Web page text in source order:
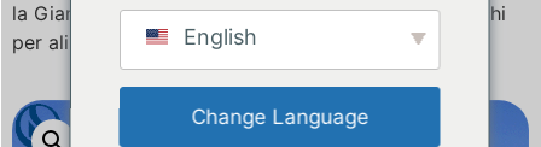
la Giamaica e il Nord America | Produttore di rimorchi
per alimenti certificato DOT e CE
English
Change Language